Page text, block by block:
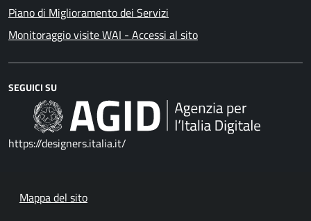
Piano di Miglioramento dei Servizi
Monitoraggio visite WAI - Accessi al sito
SEGUICI SU
https://designers.italia.it/
Mappa del sito